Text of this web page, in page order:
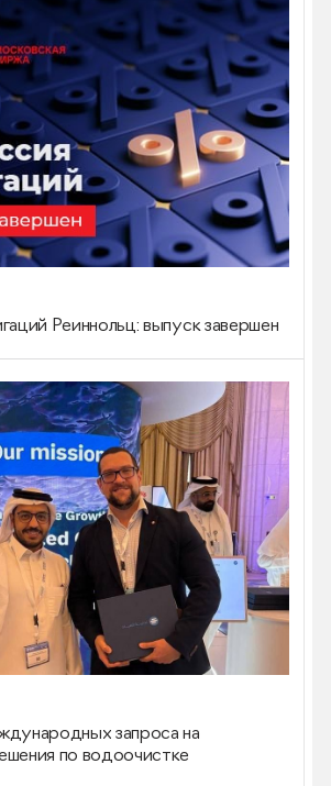
Реиннольц: выпуск завершен
запроса на
по водоочистке